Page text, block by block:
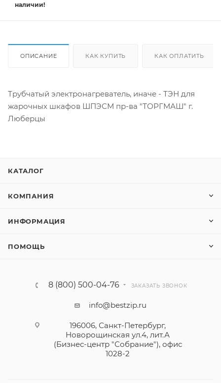
наличии!
ОПИСАНИЕ КАК КУПИТЬ КАК ОПЛАТИТЬ
Трубчатый электронагреватель, иначе - ТЭН для
жарочных шкафов ШПЭСМ пр-ва "ТОРГМАШ" г.
Люберцы
КАТАЛОГ
КОМПАНИЯ
ИНФОРМАЦИЯ
ПОМОЩЬ
8 (800) 500-04-76 ЗАКАЗАТЬ ЗВОНОК
info@bestzip.ru
196006, Санкт-Петербург,
Новорощинская ул.4, лит.А
(Бизнес-центр "Собрание"), офис
1028-2